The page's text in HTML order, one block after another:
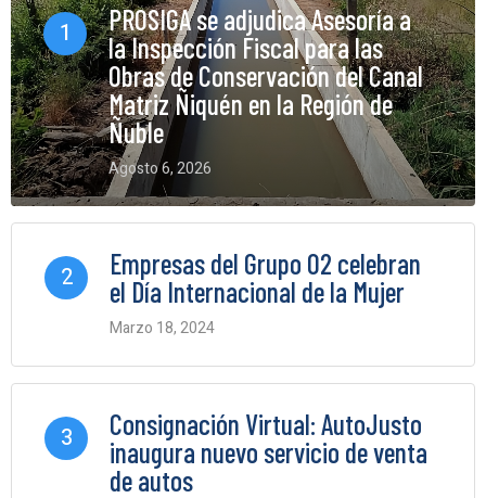
1
PROSIGA se adjudica Asesoría a
la Inspección Fiscal para las
Obras de Conservación del Canal
Matriz Ñiquén en la Región de
Ñuble
Agosto 6, 2026
0 Comments
2
Empresas del Grupo O2 celebran
el Día Internacional de la Mujer
Marzo 18, 2024
3
Consignación Virtual: AutoJusto
inaugura nuevo servicio de venta
de autos